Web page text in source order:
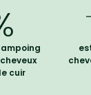
cuir